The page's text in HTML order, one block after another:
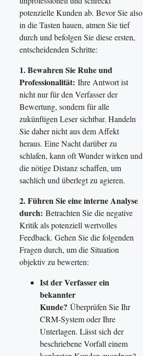
potenzielle Kunden ab. Bevor Sie also
in die Tasten hauen, atmen Sie tief
durch und befolgen Sie diese ersten,
entscheidenden Schritte:
1. Bewahren Sie Ruhe und
Professionalität: Ihre Antwort ist
nicht nur für den Verfasser der
Bewertung, sondern für alle
zukünftigen Leser sichtbar. Handeln
Sie daher nicht aus dem Affekt
heraus. Eine Nacht darüber zu
schlafen, kann oft Wunder wirken und
die nötige Distanz schaffen, um
sachlich und überlegt zu agieren.
2. Führen Sie eine interne Analyse
durch: Betrachten Sie die negative
Kritik als potenziell wertvolles
Feedback. Gehen Sie die folgenden
Fragen durch, um die Situation
objektiv zu bewerten:
Ist der Verfasser ein
bekannter
Kunde? Überprüfen Sie Ihr
CRM-System oder Ihre
Unterlagen. Lässt sich der
beschriebene Vorfall einem